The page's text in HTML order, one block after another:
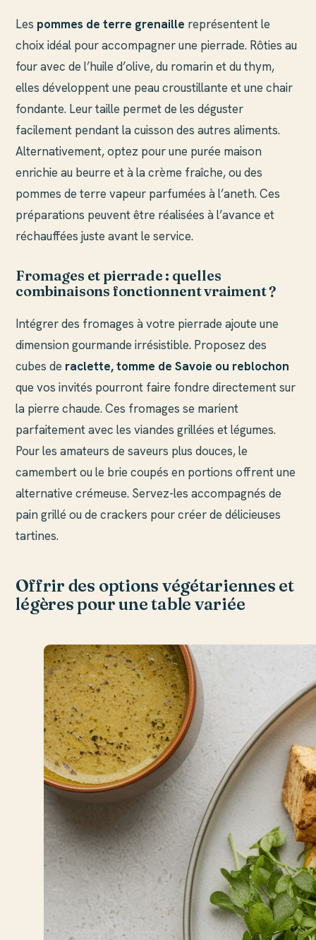
Les pommes de terre grenaille représentent le
choix idéal pour accompagner une pierrade. Rôties au
four avec de l’huile d’olive, du romarin et du thym,
elles développent une peau croustillante et une chair
fondante. Leur taille permet de les déguster
facilement pendant la cuisson des autres aliments.
Alternativement, optez pour une purée maison
enrichie au beurre et à la crème fraîche, ou des
pommes de terre vapeur parfumées à l’aneth. Ces
préparations peuvent être réalisées à l’avance et
réchauffées juste avant le service.
Fromages et pierrade : quelles
combinaisons fonctionnent vraiment ?
Intégrer des fromages à votre pierrade ajoute une
dimension gourmande irrésistible. Proposez des
cubes de raclette, tomme de Savoie ou reblochon
que vos invités pourront faire fondre directement sur
la pierre chaude. Ces fromages se marient
parfaitement avec les viandes grillées et légumes.
Pour les amateurs de saveurs plus douces, le
camembert ou le brie coupés en portions offrent une
alternative crémeuse. Servez-les accompagnés de
pain grillé ou de crackers pour créer de délicieuses
tartines.
Offrir des options végétariennes et
légères pour une table variée